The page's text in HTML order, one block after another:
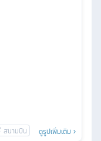
ดูรูปเพิ่มเติม